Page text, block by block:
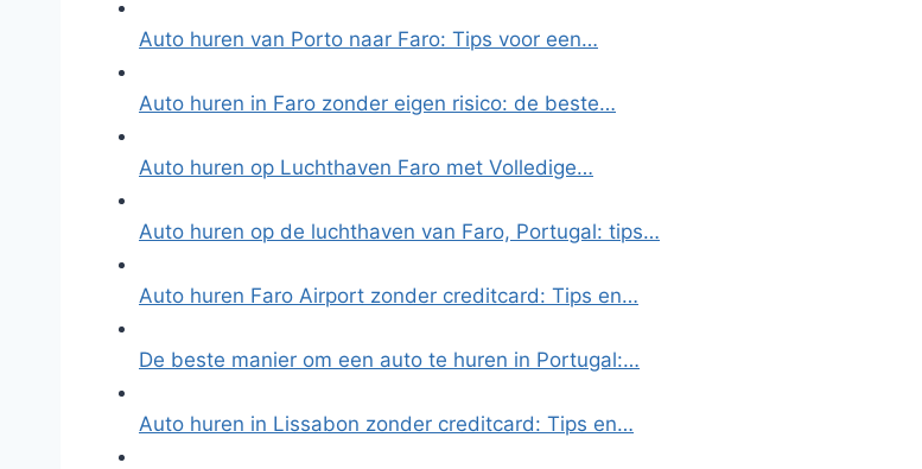
Auto huren van Porto naar Faro: Tips voor een…
Auto huren in Faro zonder eigen risico: de beste…
Auto huren op Luchthaven Faro met Volledige…
Auto huren op de luchthaven van Faro, Portugal: tips…
Auto huren Faro Airport zonder creditcard: Tips en…
De beste manier om een auto te huren in Portugal:…
Auto huren in Lissabon zonder creditcard: Tips en…